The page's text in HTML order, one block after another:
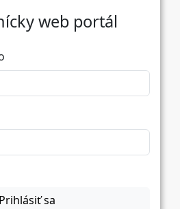
web portál
Prihlásiť sa